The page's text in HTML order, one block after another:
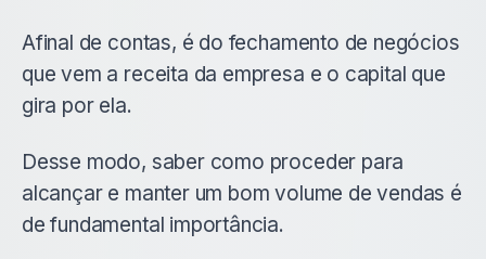
Afinal de contas, é do fechamento de negócios
que vem a receita da empresa e o capital que
gira por ela.
Desse modo, saber como proceder para
alcançar e manter um bom volume de vendas é
de fundamental importância.